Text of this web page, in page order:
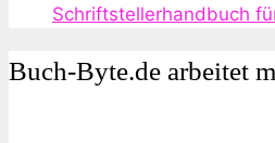
Schriftstellerhandbuch
Buch-Byte.de arbeitet